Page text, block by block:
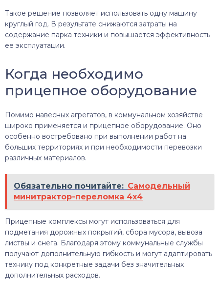
Такое решение позволяет использовать одну машину
круглый год. В результате снижаются затраты на
содержание парка техники и повышается эффективность
ее эксплуатации.
Когда необходимо
прицепное оборудование
Помимо навесных агрегатов, в коммунальном хозяйстве
широко применяется и прицепное оборудование. Оно
особенно востребовано при выполнении работ на
больших территориях и при необходимости перевозки
различных материалов.
Обязательно почитайте: Самодельный
минитрактор-переломка 4х4
Прицепные комплексы могут использоваться для
подметания дорожных покрытий, сбора мусора, вывоза
листвы и снега. Благодаря этому коммунальные службы
получают дополнительную гибкость и могут адаптировать
технику под конкретные задачи без значительных
дополнительных расходов.